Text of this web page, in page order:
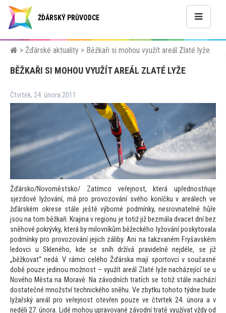
ŽĎÁRSKÝ PRŮVODCE
> Žďárské aktuality > Běžkaři si mohou využít areál Zlaté lyže
BĚŽKAŘI SI MOHOU VYUŽÍT AREÁL ZLATÉ LYŽE
Čtvrtek, 24. února 2011
Žďársko/Novoměstsko/ Zatímco veřejnost, která upřednostňuje
sjezdové lyžování, má pro provozování svého koníčku v areálech ve
žďárském okrese stále ještě výborné podmínky, nesrovnatelně hůře
jsou natom běžkaři. Krajina v regionu je totiž již bezmála dvacet dní bez
sněhové pokrývky, která by milovníkům běžeckého lyžování poskytovala
podmínky pro provozování jejich záliby. Ani na takzvaném Fryšavském
ledovci u Skleného, kde se sníh držívá pravidelně nejdéle, se již
„běžkovat“ nedá. V rámci celého Žďárska mají sportovci v současné
době pouze jedinou možnost – využít areál Zlaté lyže nacházející se u
Nového Města na Moravě. Na závodních tratích se totiž stále nachází
dostatečné množství technického sněhu. Ve zbytku tohoto týdne bude
lyžařský areál pro veřejnost otevřen pouze ve čtvrtek 24. února a v
neděli 27. února. Lidé mohou upravované závodní tratě využívat vždy od